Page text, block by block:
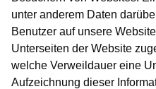
unter anderem Daten
Benutzer auf unsere
Unterseiten der Website
welche Verweildauer eine
Aufzeichnung dieser